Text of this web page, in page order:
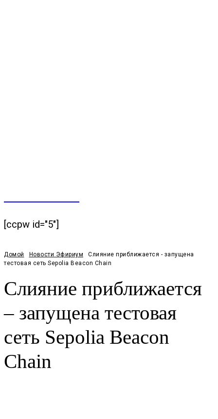
[ccpw id="5"]
Домой Новости Эфириум
Слияние приближается - запущена
тестовая сеть Sepolia Beacon Chain
Слияние приближается
– запущена тестовая
сеть Sepolia Beacon
Chain